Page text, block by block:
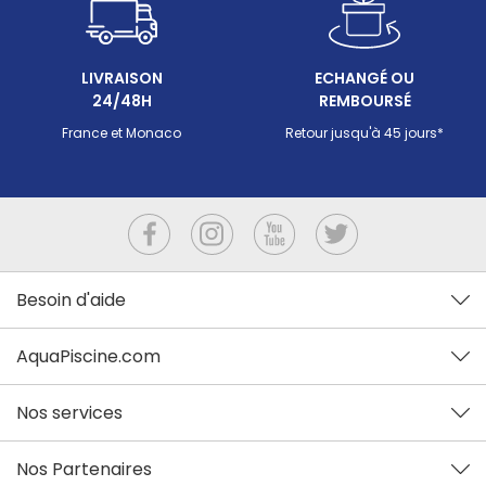
LIVRAISON
24/48H
France et Monaco
ECHANGÉ OU
REMBOURSÉ
Retour jusqu'à 45 jours*
Besoin d'aide
AquaPiscine.com
Nos services
Nos Partenaires